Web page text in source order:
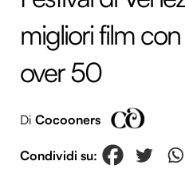
migliori film
over 50
Di Cocooners